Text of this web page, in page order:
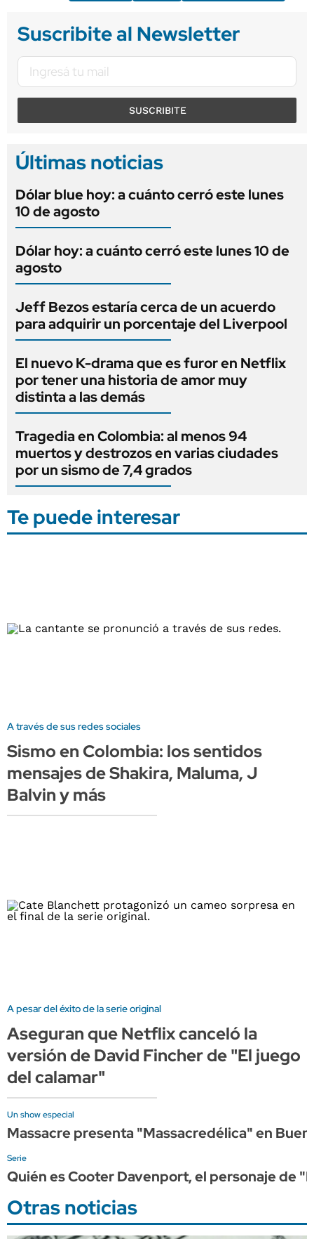
Suscribite al Newsletter
SUSCRIBITE
Últimas noticias
Dólar blue hoy: a cuánto cerró este lunes
10 de agosto
Dólar hoy: a cuánto cerró este lunes 10 de
agosto
Jeff Bezos estaría cerca de un acuerdo
para adquirir un porcentaje del Liverpool
El nuevo K-drama que es furor en Netflix
por tener una historia de amor muy
distinta a las demás
Tragedia en Colombia: al menos 94
muertos y destrozos en varias ciudades
por un sismo de 7,4 grados
Te puede interesar
A través de sus redes sociales
Sismo en Colombia: los sentidos
mensajes de Shakira, Maluma, J
Balvin y más
A pesar del éxito de la serie original
Aseguran que Netflix canceló la
versión de David Fincher de "El juego
del calamar"
Un show especial
Massacre presenta "Massacredélica" en
Serie
Quién es Cooter Davenport, el personaje de
Otras noticias